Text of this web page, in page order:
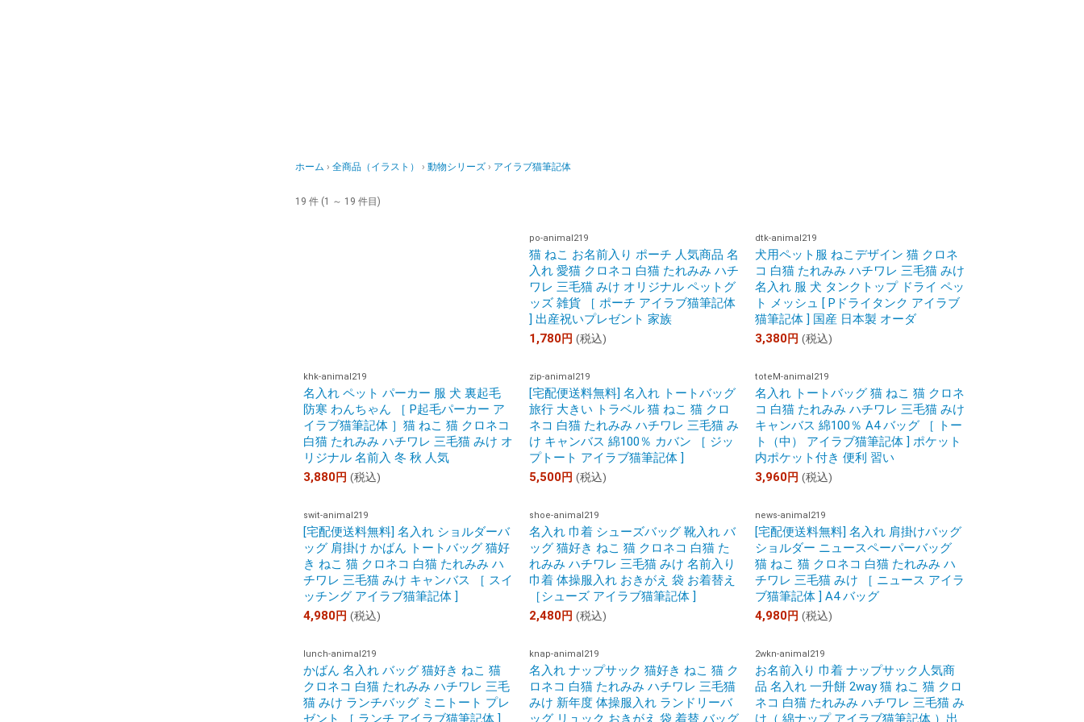
ホーム 全商品（イラスト） 動物シリーズ アイラブ猫筆記体
19 件 (1 ～ 19 件目)
po-animal219
猫 ねこ お名前入り ポーチ 人気商品 名
入れ 愛猫 クロネコ 白猫 たれみみ ハチ
ワレ 三毛猫 みけ オリジナル ペットグ
ッズ 雑貨 ［ ポーチ アイラブ猫筆記体
] 出産祝いプレゼント 家族
1,780円 (税込)
dtk-animal219
犬用ペット服 ねこデザイン 猫 クロネ
コ 白猫 たれみみ ハチワレ 三毛猫 みけ
名入れ 服 犬 タンクトップ ドライ ペッ
ト メッシュ [ Pドライタンク アイラブ
猫筆記体 ] 国産 日本製 オーダ
3,380円 (税込)
khk-animal219
名入れ ペット パーカー 服 犬 裏起毛
防寒 わんちゃん ［ P起毛パーカー ア
イラブ猫筆記体 ］猫 ねこ 猫 クロネコ
白猫 たれみみ ハチワレ 三毛猫 みけ オ
リジナル 名前入 冬 秋 人気
3,880円 (税込)
zip-animal219
[宅配便送料無料] 名入れ トートバッグ
旅行 大きい トラベル 猫 ねこ 猫 クロ
ネコ 白猫 たれみみ ハチワレ 三毛猫 み
け キャンバス 綿100％ カバン ［ ジッ
プトート アイラブ猫筆記体 ]
5,500円 (税込)
toteM-animal219
名入れ トートバッグ 猫 ねこ 猫 クロネ
コ 白猫 たれみみ ハチワレ 三毛猫 みけ
キャンバス 綿100％ A4 バッグ ［ トー
ト（中） アイラブ猫筆記体 ] ポケット
内ポケット付き 便利 習い
3,960円 (税込)
swit-animal219
[宅配便送料無料] 名入れ ショルダーバ
ッグ 肩掛け かばん トートバッグ 猫好
き ねこ 猫 クロネコ 白猫 たれみみ ハ
チワレ 三毛猫 みけ キャンバス ［ スイ
ッチング アイラブ猫筆記体 ]
4,980円 (税込)
shoe-animal219
名入れ 巾着 シューズバッグ 靴入れ バ
ッグ 猫好き ねこ 猫 クロネコ 白猫 た
れみみ ハチワレ 三毛猫 みけ 名前入り
巾着 体操服入れ おきがえ 袋 お着替え
［シューズ アイラブ猫筆記体 ]
2,480円 (税込)
news-animal219
[宅配便送料無料] 名入れ 肩掛けバッグ
ショルダー ニュースペーパーバッグ
猫 ねこ 猫 クロネコ 白猫 たれみみ ハ
チワレ 三毛猫 みけ ［ ニュース アイラ
ブ猫筆記体 ] A4 バッグ
4,980円 (税込)
lunch-animal219
かばん 名入れ バッグ 猫好き ねこ 猫
クロネコ 白猫 たれみみ ハチワレ 三毛
猫 みけ ランチバッグ ミニトート プレ
ゼント ［ ランチ アイラブ猫筆記体 ]
knap-animal219
名入れ ナップサック 猫好き ねこ 猫 ク
ロネコ 白猫 たれみみ ハチワレ 三毛猫
みけ 新年度 体操服入れ ランドリーバ
ッグ リュック おきがえ 袋 着替 バッグ
2wkn-animal219
お名前入り 巾着 ナップサック人気商
品 名入れ 一升餅 2way 猫 ねこ 猫 クロ
ネコ 白猫 たれみみ ハチワレ 三毛猫 み
け（ 綿ナップ アイラブ猫筆記体 ）出